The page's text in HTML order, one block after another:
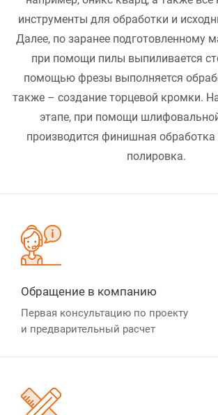
инструменты для обработки и
Далее, по заранее подготовленному
при помощи пилы выпиливается
помощью фрезы выполняется
также – создание торцевой кромки.
этапе, при помощи
производится финишная обработка
полировка.
Обращение в компанию
Первая консультацию по проекту
и предварительный расчет